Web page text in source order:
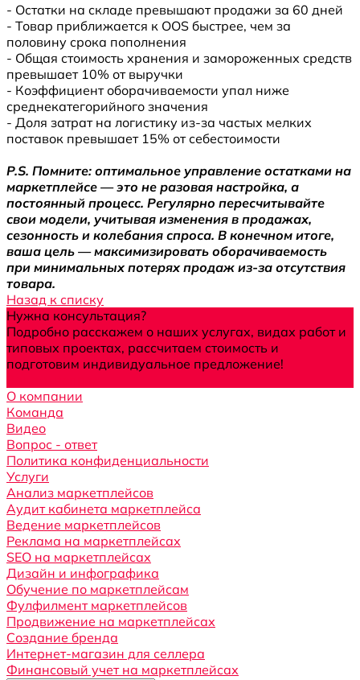
- Остатки на складе превышают продажи за 60 дней
- Товар приближается к OOS быстрее, чем за
половину срока пополнения
- Общая стоимость хранения и замороженных средств
превышает 10% от выручки
- Коэффициент оборачиваемости упал ниже
среднекатегорийного значения
- Доля затрат на логистику из-за частых мелких
поставок превышает 15% от себестоимости
P.S. Помните: оптимальное управление остатками на
маркетплейсе — это не разовая настройка, а
постоянный процесс. Регулярно пересчитывайте
свои модели, учитывая изменения в продажах,
сезонность и колебания спроса. В конечном итоге,
ваша цель — максимизировать оборачиваемость
при минимальных потерях продаж из-за отсутствия
товара.
Назад к списку
Нужна консультация?
Подробно расскажем о наших услугах, видах работ и
типовых проектах, рассчитаем стоимость и
подготовим индивидуальное предложение!
О компании
Команда
Видео
Вопрос - ответ
Политика конфиденциальности
Услуги
Анализ маркетплейсов
Аудит кабинета маркетплейса
Ведение маркетплейсов
Реклама на маркетплейсах
SEO на маркетплейсах
Дизайн и инфографика
Обучение по маркетплейсам
Фулфилмент маркетплейсов
Продвижение на маркетплейсах
Создание бренда
Интернет-магазин для селлера
Финансовый учет на маркетплейсах